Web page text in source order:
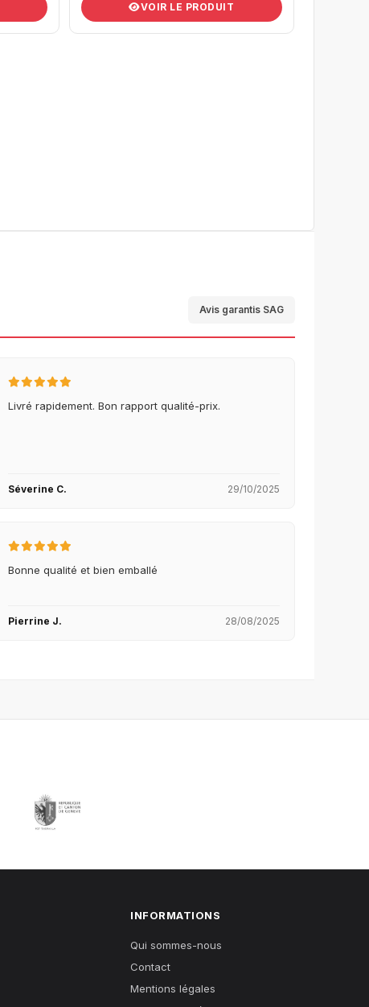
VOIR LE PRODUIT
Avis garantis SAG
Livré rapidement. Bon rapport qualité-prix.
Séverine C. 29/10/2025
Bonne qualité et bien emballé
Pierrine J. 28/08/2025
INFORMATIONS
Qui sommes-nous
Contact
Mentions légales